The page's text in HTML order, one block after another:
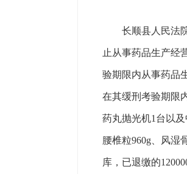
长顺县人民法院
止从事药品生产经
验期限内从事药品
在其缓刑考验期限
药丸抛光机1台以
腰椎粒960g、风湿
库，已退缴的